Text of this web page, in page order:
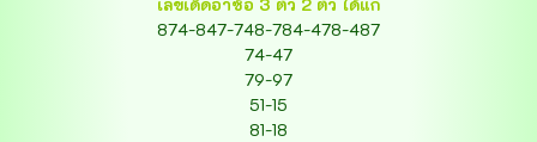
874-847-748-784-478-487
74-47
79-97
51-15
81-18